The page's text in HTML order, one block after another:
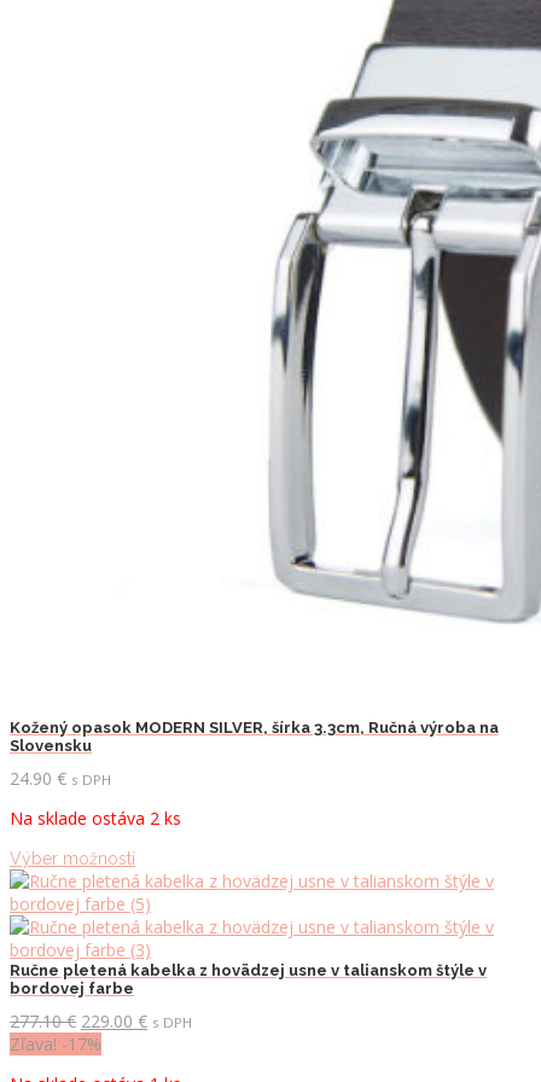
Kožený opasok MODERN SILVER, šírka 3.3cm, Ručná výroba na
Slovensku
24.90 € s DPH
Na sklade ostáva 2 ks
Výber možnostíTento
produkt
má
viacero
variantov.
Možnosti
môžete
Ručne pletená kabelka z hovädzej usne v talianskom štýle v
bordovej farbe
277.10€ Pôvodná
cena
229.00 €Aktuálna
s DPH
Zľava! -17%